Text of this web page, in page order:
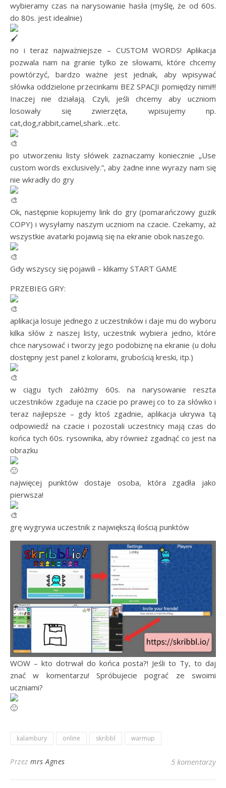
wybieramy czas na narysowanie hasła (myślę, że od 60s.
do 80s. jest idealnie)
no i teraz najważniejsze – CUSTOM WORDS! Aplikacja
pozwala nam na granie tylko ze słowami, które chcemy
powtórzyć, bardzo ważne jest jednak, aby wpisywać
słówka oddzielone przecinkami BEZ SPACJI pomiędzy nimi!!!
Inaczej nie działają. Czyli, jeśli chcemy aby uczniom
losowały się zwierzęta, wpisujemy np.
cat,dog,rabbit,camel,shark…etc.
po utworzeniu listy słówek zaznaczamy koniecznie „Use
custom words exclusively.”, aby żadne inne wyrazy nam się
nie wkradły do gry
Ok, następnie kopiujemy link do gry (pomarańczowy guzik
COPY) i wysyłamy naszym uczniom na czacie. Czekamy, aż
wszystkie avatarki pojawią się na ekranie obok naszego.
Gdy wszyscy się pojawili – klikamy START GAME
PRZEBIEG GRY:
aplikacja losuje jednego z uczestników i daje mu do wyboru
kilka słów z naszej listy, uczestnik wybiera jedno, które
chce narysować i tworzy jego podobiznę na ekranie (u dołu
dostępny jest panel z kolorami, grubością kreski, itp.)
w ciągu tych załóżmy 60s. na narysowanie reszta
uczestników zgaduje na czacie po prawej co to za słówko i
teraz najlepsze – gdy ktoś zgadnie, aplikacja ukrywa tą
odpowiedź na czacie i pozostali uczestnicy mają czas do
końca tych 60s. rysownika, aby również zgadnąć co jest na
obrazku
najwięcej punktów dostaje osoba, która zgadła jako
pierwsza!
grę wygrywa uczestnik z największą ilością punktów
WOW – kto dotrwał do końca posta?! Jeśli to Ty, to daj
znać w komentarzu! Spróbujecie pograć ze swoimi
uczniami?
kalambury online skribbl warmup
Przez mrs Agnes 5 komentarzy